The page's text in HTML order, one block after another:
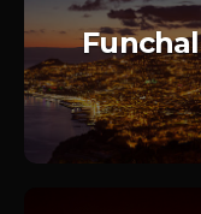
Funchal